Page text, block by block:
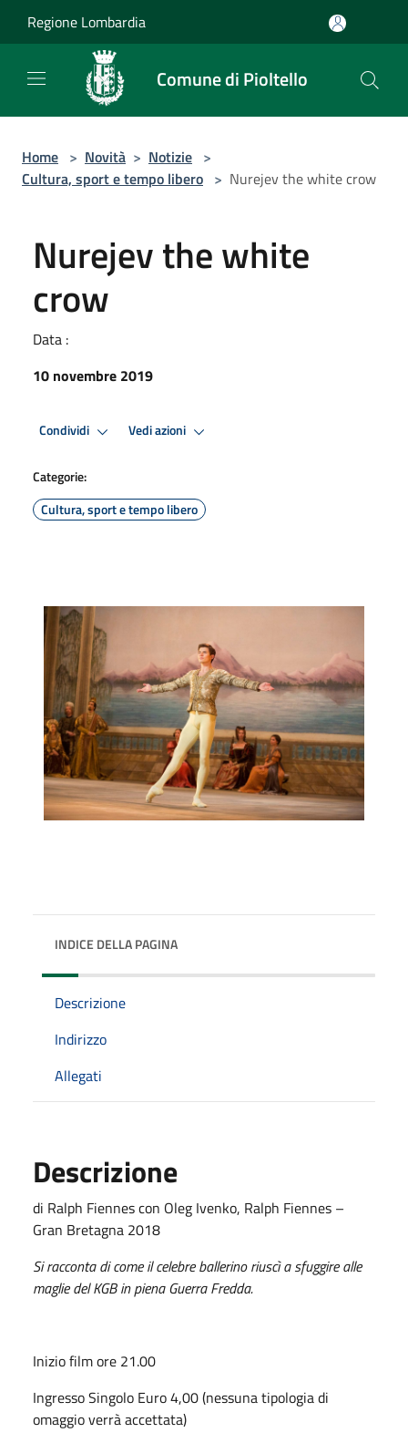
Regione Lombardia
Comune di Pioltello
Home > Novità > Notizie >
Cultura, sport e tempo libero > Nurejev the white crow
Nurejev the white
crow
Data :
10 novembre 2019
Condividi Vedi azioni
Categorie:
Cultura, sport e tempo libero
INDICE DELLA PAGINA
Descrizione
Indirizzo
Allegati
Descrizione
di Ralph Fiennes con Oleg Ivenko, Ralph Fiennes –
Gran Bretagna 2018
Si racconta di come il celebre ballerino riuscì a sfuggire alle
maglie del KGB in piena Guerra Fredda.
Inizio film ore 21.00
Ingresso Singolo Euro 4,00 (nessuna tipologia di
omaggio verrà accettata)